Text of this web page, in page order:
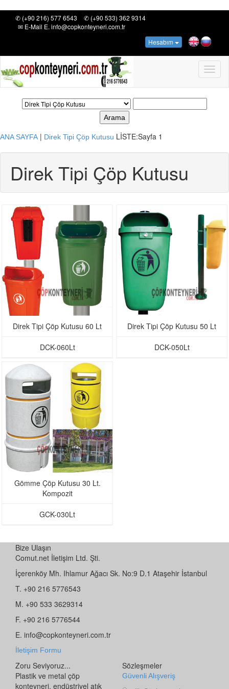
✆ (+90 216) 577 6543
✆ (+90 533) 362 9314
✉ E-Mail E. info@copkonteyneri.com.tr
Hesabım
Arama
ANA SAYFA | Direk Tipi Çöp Kutusu LİSTE:Sayfa 1
Direk Tipi Çöp Kutusu
Direk Tipi Çöp Kutusu 60 Lt
DCK-060Lt
Direk Tipi Çöp Kutusu 50 Lt
DCK-050Lt
Gömme Çöp Kutusu 30 Lt.
Kompozit
GCK-030Lt
Bize Ulaşın
Comut.net İletişim Ltd. Şti.
İçerenköy Mh. Ihlamur Ağacı Sk. No:9 D.1 Ataşehir İstanbul
T. +90 216 5776543
M. +90 533 3629314
F. +90 216 5776544
E. info@copkonteyneri.com.tr
İletişim Formu
Zoru Seviyoruz...
Plastik ve metal çöp
konteyneri, endüstriyel atık
Sözleşmeler
Güvenli Alışveriş